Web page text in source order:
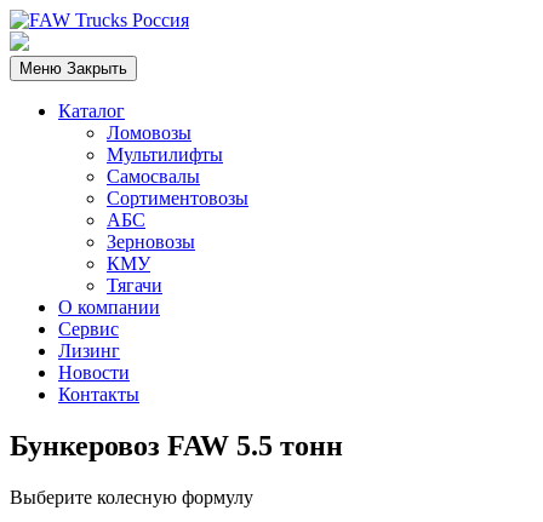
Меню Закрыть
Каталог
Ломовозы
Мультилифты
Самосвалы
Сортиментовозы
АБС
Зерновозы
КМУ
Тягачи
О компании
Сервис
Лизинг
Новости
Контакты
Бункеровоз FAW 5.5 тонн
Выберите колесную формулу